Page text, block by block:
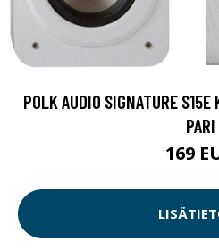
POLK AUDIO SIGNATURE
PARI
169